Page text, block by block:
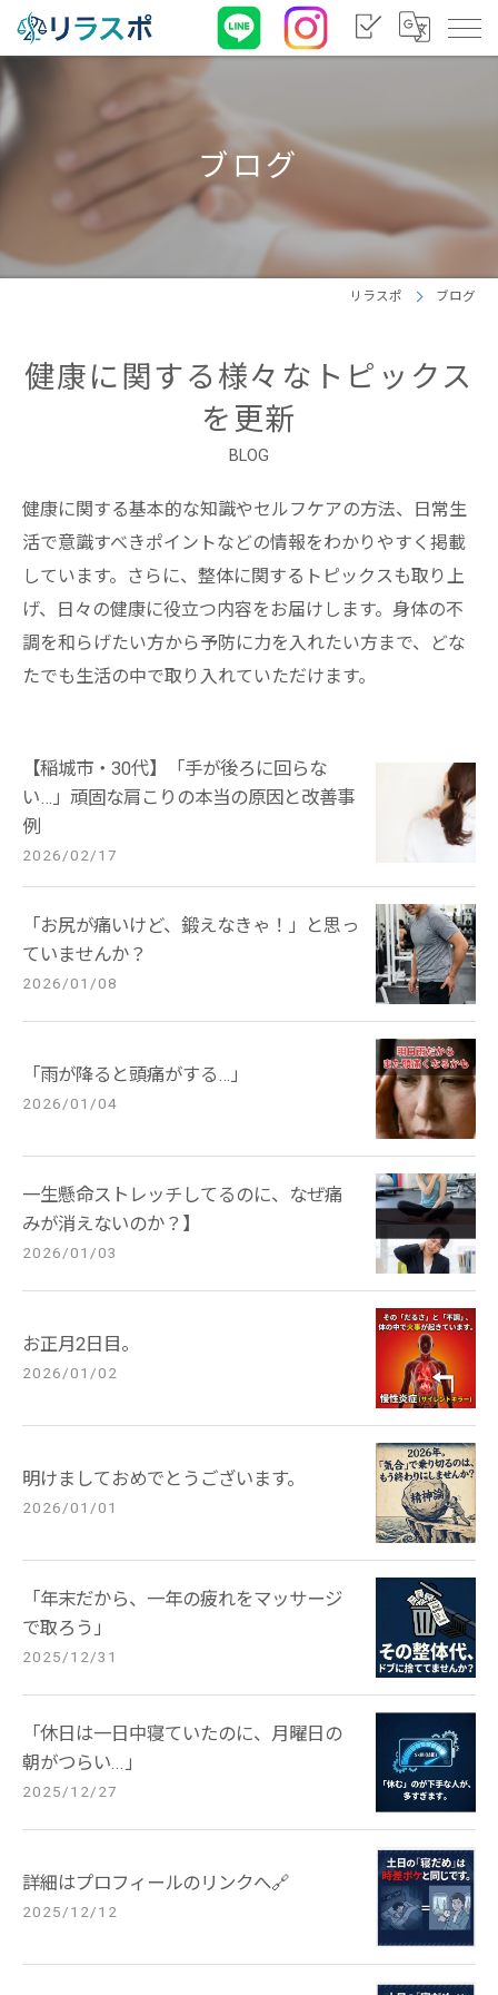
ブログ
リラスポ ブログ
健康に関する様々なトピックス
を更新
BLOG
健康に関する基本的な知識やセルフケアの方法、日常生
活で意識すべきポイントなどの情報をわかりやすく掲載
しています。さらに、整体に関するトピックスも取り上
げ、日々の健康に役立つ内容をお届けします。身体の不
調を和らげたい方から予防に力を入れたい方まで、どな
たでも生活の中で取り入れていただけます。
【稲城市・30代】「手が後ろに回らな
い…」頑固な肩こりの本当の原因と改善事
例
2026/02/17
「お尻が痛いけど、鍛えなきゃ！」と思っ
ていませんか？
2026/01/08
「雨が降ると頭痛がする…」
2026/01/04
一生懸命ストレッチしてるのに、なぜ痛
みが消えないのか？】
2026/01/03
お正月2日目。
2026/01/02
明けましておめでとうございます。
2026/01/01
「年末だから、一年の疲れをマッサージ
で取ろう」
2025/12/31
「休日は一日中寝ていたのに、月曜日の
朝がつらい...」
2025/12/27
詳細はプロフィールのリンクへ🔗
2025/12/12